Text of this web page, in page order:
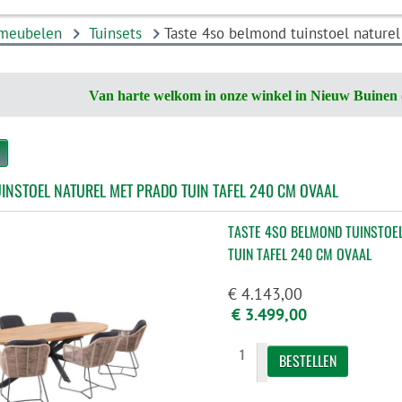
Tuinsets Taste 4so belmond tuinstoel
Van harte welkom in onze winkel in Nieuw Buinen
NATUREL MET PRADO TUIN TAFEL 240 CM OVAAL
TASTE 4SO BELMOND
TUIN TAFEL 240 CM OVAAL
€ 4.143,00
€ 3.499,00